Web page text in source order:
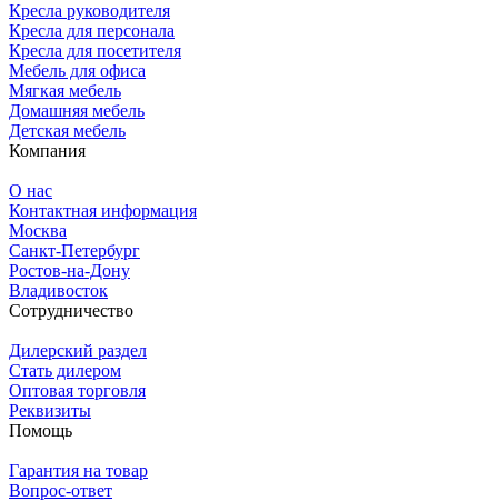
Кресла руководителя
Кресла для персонала
Кресла для посетителя
Мебель для офиса
Мягкая мебель
Домашняя мебель
Детская мебель
Компания
О нас
Контактная информация
Москва
Санкт-Петербург
Ростов-на-Дону
Владивосток
Сотрудничество
Дилерский раздел
Стать дилером
Оптовая торговля
Реквизиты
Помощь
Гарантия на товар
Вопрос-ответ